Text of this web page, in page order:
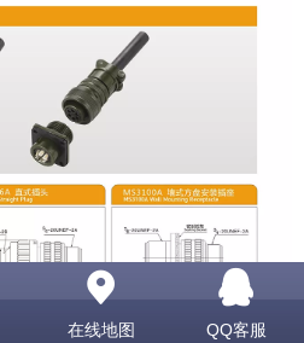
在线地图 QQ客服